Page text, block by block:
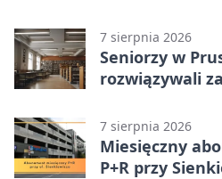
7 sierpnia 2026
Seniorzy w
rozwiązywali
7 sierpnia 2026
Miesięczny
P+R przy